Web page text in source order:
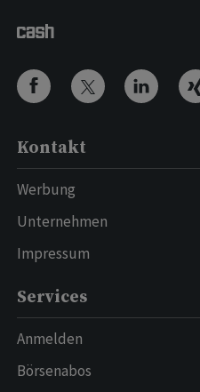
Kontakt
Werbung
Unternehmen
Impressum
Services
Anmelden
Börsenabos